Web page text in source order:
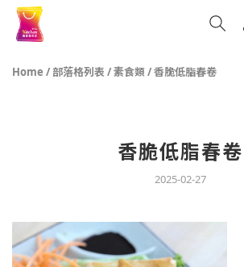
Home / 部落格列表 /素食類 /香脆低脂春卷
香脆低脂春卷
2025-02-27